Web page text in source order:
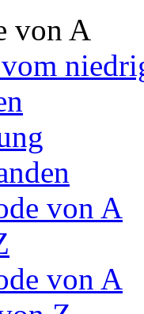
von A
von A
von A